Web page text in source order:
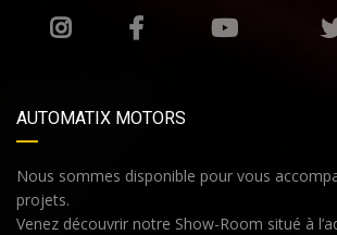
AUTOMATIX MOTORS
Nous sommes disponible pour vous
projets.
Venez découvrir notre Show-Room situé à